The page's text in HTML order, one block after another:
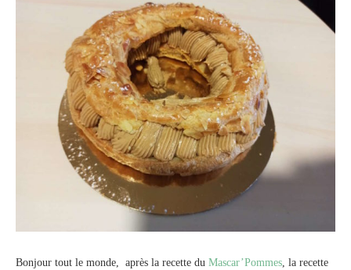
Bonjour tout le monde, après la recette du Mascar’Pommes, la recette